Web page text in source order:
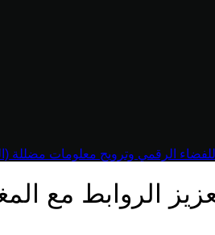
الرقمي وترويج معلومات مضللة
الروابط مع